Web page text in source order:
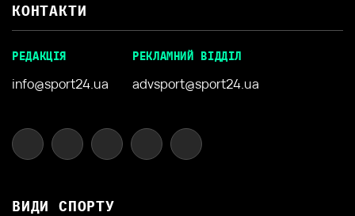
КОНТАКТИ
РЕДАКЦІЯ
info@sport24.ua
РЕКЛАМНИЙ ВІДДІЛ
advsport@sport24.ua
ВИДИ СПОРТУ